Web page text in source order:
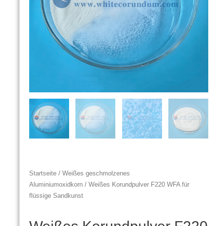
Startseite / Weißes geschmolzenes
Aluminiumoxidkorn / Weißes Korundpulver F220 WFA für
flüssige Sandkunst